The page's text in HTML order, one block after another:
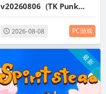
v20260806（TK Punk
Gold）免安装中文版
2026-08-08 PC游戏
最新